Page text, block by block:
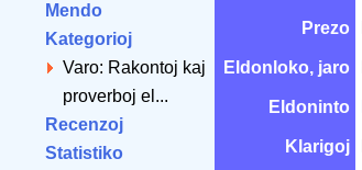
Mendo
Kategorioj
Varo: Rakontoj kaj
proverboj el...
Recenzoj
Statistiko
Prezo
Eldonloko, jaro
Eldoninto
Klarigoj